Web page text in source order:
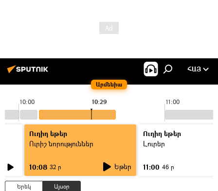
Արմենիա
ՀԱՅ
10:00 11:00
10:29
Ուղիղ եթեր
Ուրիշ նորություններ
10:08 32 ր Եթեր
Ուղիղ եթեր
Լուրեր
11:00 46 ր
Երեկ Այսօր